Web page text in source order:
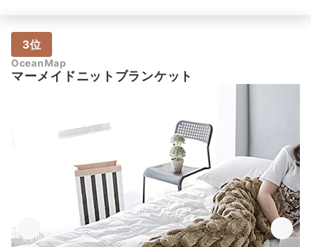
3位
OceanMap
マーメイドニットブランケット